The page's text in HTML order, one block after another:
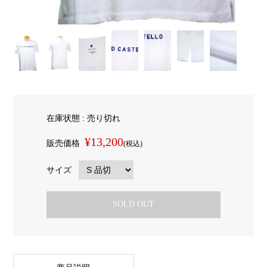
在庫状態 : 売り切れ
販売価格 ¥13,200(税込)
サイズ
SOLD OUT